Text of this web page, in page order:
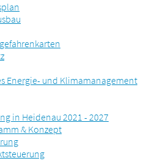
Energie- und Klimamanagement
in Heidenau 2021 - 2027
& Konzept